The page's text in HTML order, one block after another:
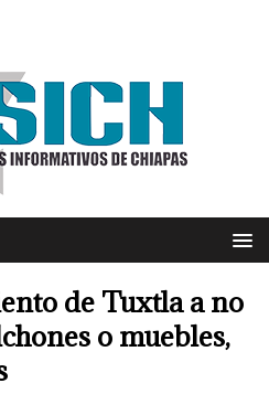
de Tuxtla a no
o muebles,